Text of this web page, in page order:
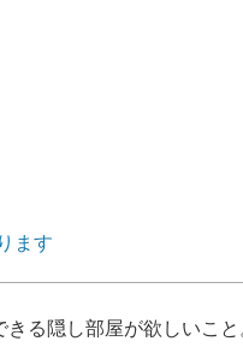
ます
る隠し部屋が欲しいこ